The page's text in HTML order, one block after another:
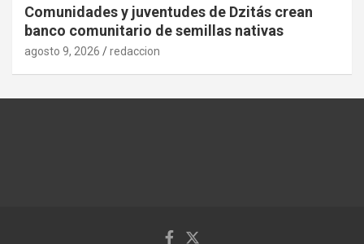
Comunidades y juventudes de Dzitás crean
banco comunitario de semillas nativas
agosto 9, 2026 redaccion